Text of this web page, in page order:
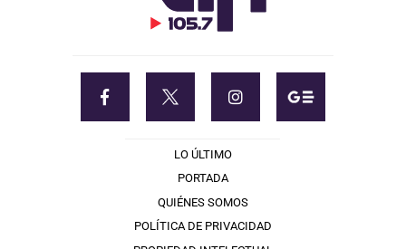
LO ÚLTIMO
PORTADA
QUIÉNES SOMOS
POLÍTICA DE PRIVACIDAD